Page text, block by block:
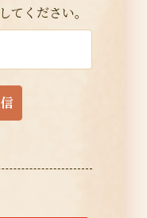
てください。